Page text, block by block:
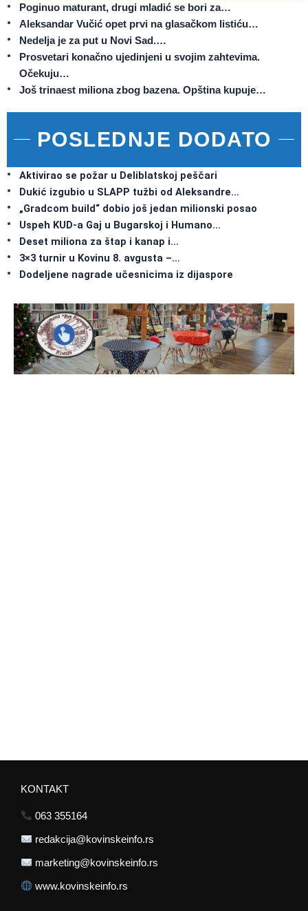
Poginuo maturant, drugi mladić se bori za…
Aleksandar Vučić opet prvi na glasačkom listiću…
Nedelja je za put u Novi Sad.…
Prosvetari konačno ujedinjeni u svojim zahtevima.
Očekuju…
Još trinaest miliona zbog bazena. Opština kupuje…
POSLEDNJE DODATO
Aktivirao se požar u Deliblatskoj peščari
Dukić izgubio u SLAPP tužbi od Aleksandre…
„Gradcom build“ dobio još jedan milionski posao
Uspeh KUD-a Gaj u Bugarskoj i Humano…
Deset miliona za štap i kanap i…
3×3 turnir u Kovinu 8. avgusta –…
Dodeljene nagrade učesnicima iz dijaspore
KONTAKT
063 355164
redakcija@kovinskeinfo.rs
marketing@kovinskeinfo.rs
www.kovinskeinfo.rs